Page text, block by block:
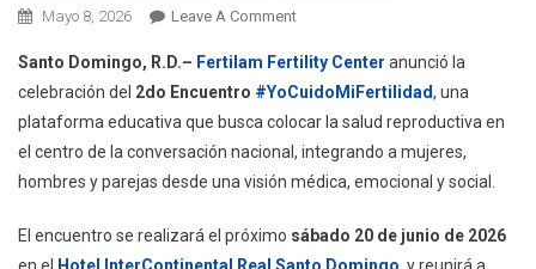
Mayo 8, 2026 Leave A CommentOn
Anuncia
El
2do
Encuentro
#YoCuidoMiFertilidad
Promover
La
Santo Domingo, R.D.– Fertilam Fertility Center anunció la
celebración del 2do Encuentro #YoCuidoMiFertilidad, una
plataforma educativa que busca colocar la salud reproductiva en
el centro de la conversación nacional, integrando a mujeres,
hombres y parejas desde una visión médica, emocional y social.
El encuentro se realizará el próximo sábado 20 de junio de 2026